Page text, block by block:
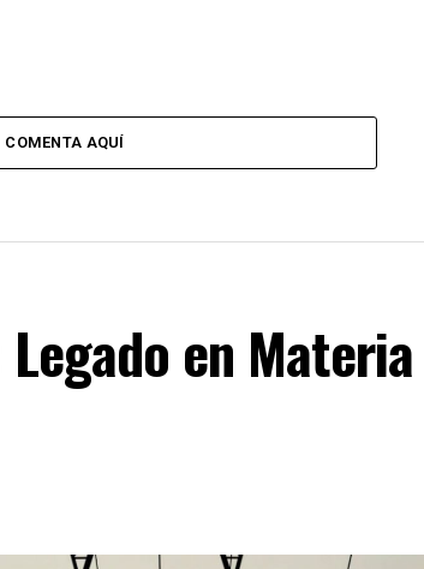
COMENTA AQUÍ
en Materia